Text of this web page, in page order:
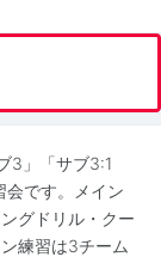
3」「サブ3:1
です。メイン
グドリル・クー
練習は3チーム